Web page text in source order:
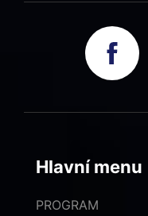
Hlavní menu
PROGRAM